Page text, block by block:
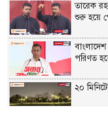
তারেক
শুরু হয়ে
পরিণত
২০